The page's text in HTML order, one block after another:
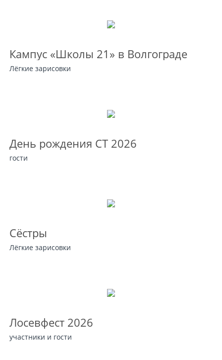
Кампус «Школы 21» в Волгограде
Лёгкие зарисовки
День рождения СТ 2026
гости
Сёстры
Лёгкие зарисовки
Лосевфест 2026
участники и гости